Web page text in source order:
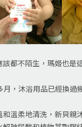
都不陌生，瑪姬也
，沐浴用品已經換
溫柔地清洗，新貝